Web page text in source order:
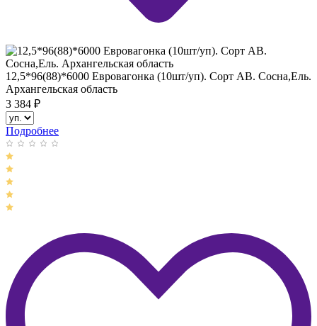
12,5*96(88)*6000 Евровагонка (10шт/уп). Сорт АВ. Сосна,Ель.
Архангельская область
3 384 ₽
Подробнее